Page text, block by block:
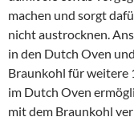
machen und sorgt
nicht austrocknen.
in den Dutch Oven
Braunkohl für weitere
im Dutch Oven
mit dem Braunkohl